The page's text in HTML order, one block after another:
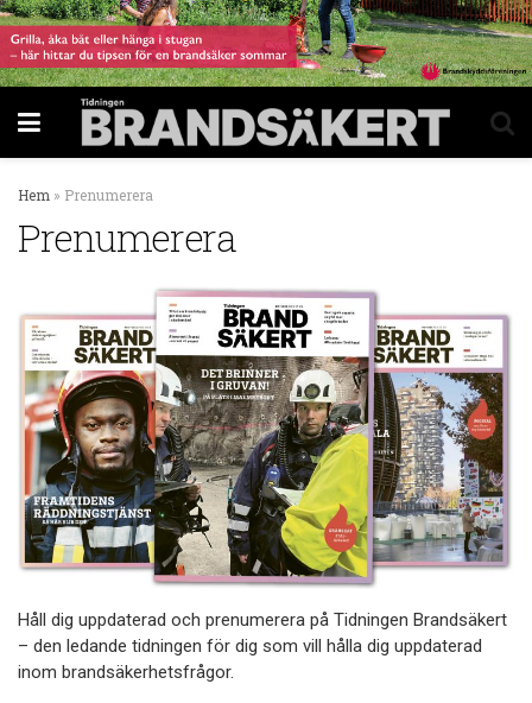
Hem » Prenumerera
Prenumerera
Håll dig uppdaterad och prenumerera på Tidningen Brandsäkert
– den ledande tidningen för dig som vill hålla dig uppdaterad
inom brandsäkerhetsfrågor.